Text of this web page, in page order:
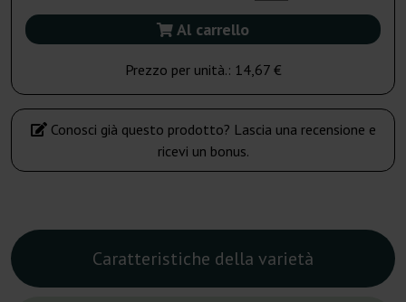
Al carrello
Prezzo per unità.: 14,67 €
Conosci già questo prodotto? Lascia una recensione e
ricevi un bonus.
Caratteristiche della varietà